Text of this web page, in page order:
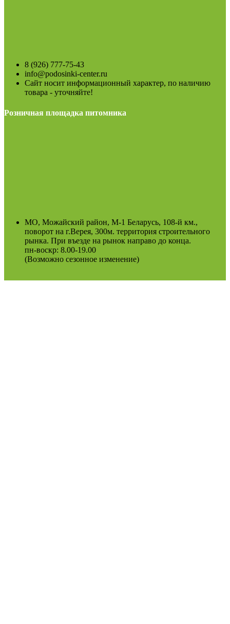
8 (926) 777-75-43
info@podosinki-center.ru
Сайт носит информационный характер, по наличию
товара - уточняйте!
Розничная площадка питомника
МО, Можайский район, М-1 Беларусь, 108-й км.,
поворот на г.Верея, 300м. территория строительного
рынка. При въезде на рынок направо до конца.
пн-воскр: 8.00-19.00
(Возможно сезонное изменение)